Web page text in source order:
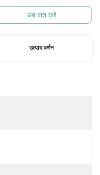
अब बात करें
उत्पाद वर्णन